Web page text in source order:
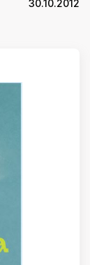
30.10.2012